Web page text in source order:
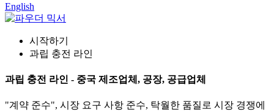
English
시작하기
과립 충전 라인
과립 충전 라인 - 중국 제조업체, 공장, 공급업체
"계약 준수", 시장 요구 사항 준수, 탁월한 품질로 시장 경쟁에